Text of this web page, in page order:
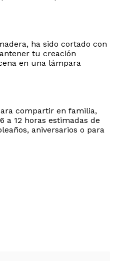
ha sido cortado con
tu creación
en una lámpara
compartir en familia,
a 12 horas estimadas de
aniversarios o para